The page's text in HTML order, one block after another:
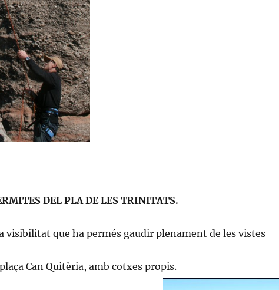
DEL PLA DE LES TRINITATS.
que ha permés gaudir plenament de les vistes
Can Quitèria, amb cotxes propis.